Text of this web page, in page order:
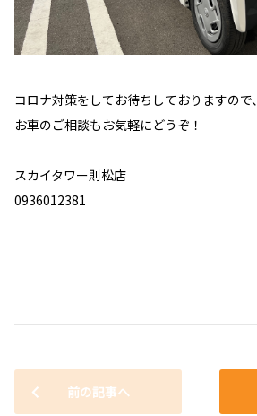
コロナ対策をしてお待ちしておりますので、
お車のご相談もお気軽にどうぞ！
スカイタワー則松店
0936012381
前の記事へ